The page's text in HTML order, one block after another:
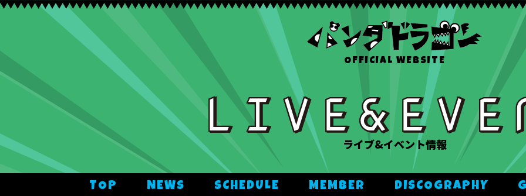
OFFICIAL WEBSITE
ライブ&イベント情報
TOP NEWS SCHEDULE MEMBER DISCOGRAPHY